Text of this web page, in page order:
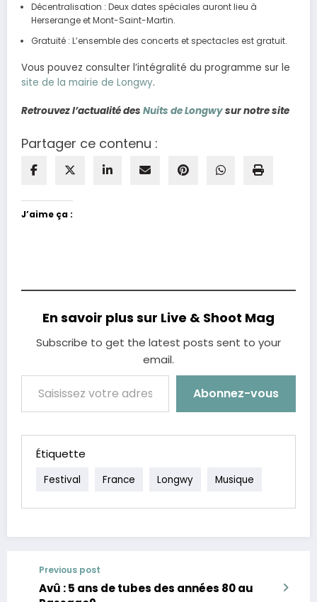
Décentralisation : Deux dates spéciales auront lieu à
Herserange et Mont-Saint-Martin.
Gratuité : L’ensemble des concerts et spectacles est gratuit.
Vous pouvez consulter l’intégralité du programme sur le
site de la mairie de Longwy.
Retrouvez l’actualité des Nuits de Longwysur notre site
Partager ce contenu :
J’aime ça :
En savoir plus sur Live & Shoot Mag
Subscribe to get the latest posts sent to your
email.
Saisissez votre adresse e-mail…
Abonnez-vous
Étiquette
Festival France Longwy Musique
Previous post
Avû : 5 ans de tubes des années 80 au